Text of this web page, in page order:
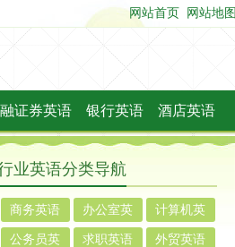
网站首页 网站地图
证券英语 银行英语 酒店英语
业英语分类导航
商务英语
办公室英
语
计算机英
语
公务员英
求职英语 外贸英语